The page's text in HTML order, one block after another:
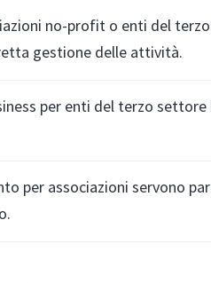
no-profit o enti del
gestione delle attività.
per enti del terzo
per associazioni servono